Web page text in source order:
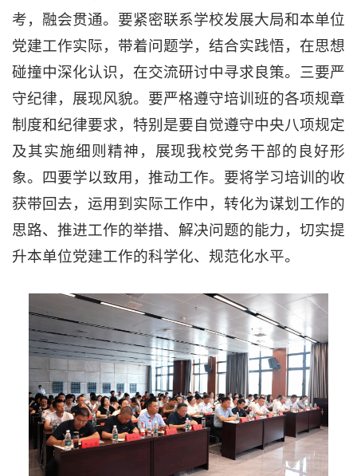
考，融会贯通。要紧密联系学校发展大局和本单位
党建工作实际，带着问题学，结合实践悟，在思想
碰撞中深化认识，在交流研讨中寻求良策。三要严
守纪律，展现风貌。要严格遵守培训班的各项规章
制度和纪律要求，特别是要自觉遵守中央八项规定
及其实施细则精神，展现我校党务干部的良好形
象。四要学以致用，推动工作。要将学习培训的收
获带回去，运用到实际工作中，转化为谋划工作的
思路、推进工作的举措、解决问题的能力，切实提
升本单位党建工作的科学化、规范化水平。